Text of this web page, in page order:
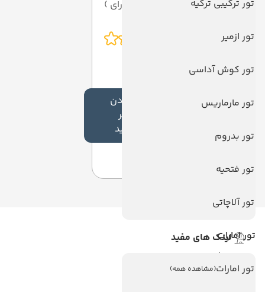
تور ترکیبی ترکیه
تور ازمیر
تور کوش آداسی
تور مارماریس
تور بدروم
تور فتحیه
تور آلاچاتی
تور امارات
تور امارات(مشاهده همه)
افزودن
نظر
جدید
لینک های مفید
ویزا
ویزا کانادا